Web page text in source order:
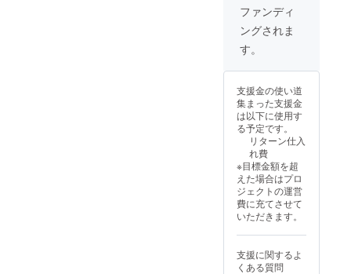
ファンディ
ングされま
す。
支援金の使い道
集まった支援金
は以下に使用す
る予定です。
リターン仕入
れ費
※目標金額を超
えた場合はプロ
ジェクトの運営
費に充てさせて
いただきます。
支援に関するよ
くある質問